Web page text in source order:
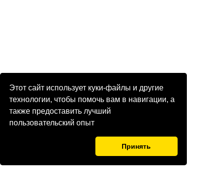
Этот сайт использует куки-файлы и другие
технологии, чтобы помочь вам в навигации, а
также предоставить лучший
пользовательский опыт
Принять